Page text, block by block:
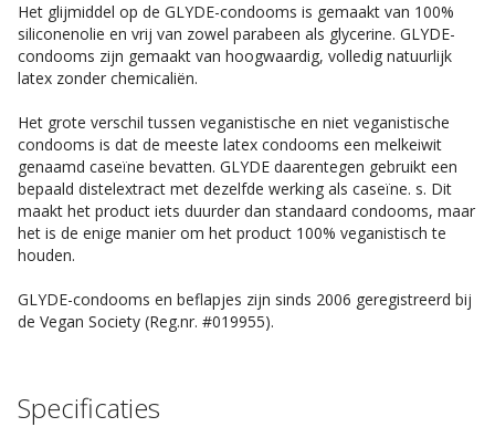
Het glijmiddel op de GLYDE-condooms is gemaakt van 100%
siliconenolie en vrij van zowel parabeen als glycerine. GLYDE-
condooms zijn gemaakt van hoogwaardig, volledig natuurlijk
latex zonder chemicaliën.
Het grote verschil tussen veganistische en niet veganistische
condooms is dat de meeste latex condooms een melkeiwit
genaamd caseïne bevatten. GLYDE daarentegen gebruikt een
bepaald distelextract met dezelfde werking als caseïne. s. Dit
maakt het product iets duurder dan standaard condooms, maar
het is de enige manier om het product 100% veganistisch te
houden.
GLYDE-condooms en beflapjes zijn sinds 2006 geregistreerd bij
de Vegan Society (Reg.nr. #019955).
Specificaties